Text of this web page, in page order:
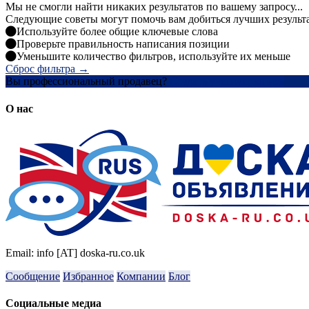
Мы не смогли найти никаких результатов по вашему запросу...
Следующие советы могут помочь вам добиться лучших
Используйте более общие ключевые слова
Проверьте правильность написания позиции
Уменьшите количество фильтров, используйте их меньше
Сброс фильтра →
Вы профессиональный продавец?
О нас
Email: info [AT] doska-ru.co.uk
Сообщение Избранное Компании Блог
Социальные медиа